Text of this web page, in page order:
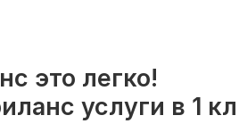
это легко!
услуги в 1